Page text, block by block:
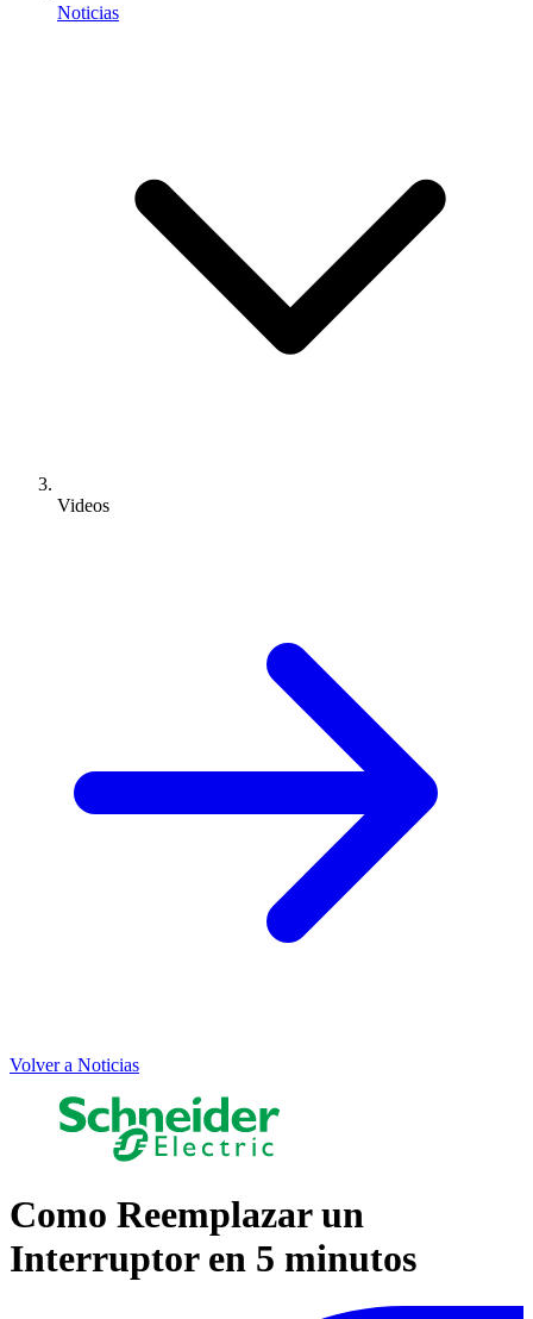
Noticias
Videos
Volver a Noticias
Como Reemplazar un
Interruptor en 5 minutos